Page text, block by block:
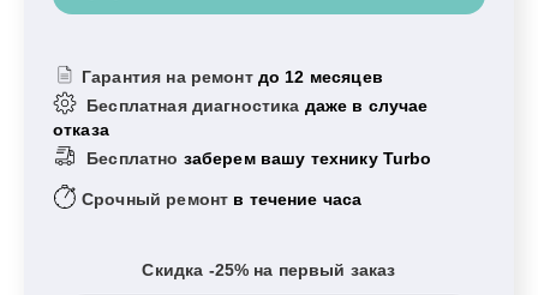
Гарантия на ремонт до 12 месяцев
Бесплатная диагностика даже в случае
отказа
Бесплатно заберем вашу технику Turbo
Срочный ремонт в течение часа
Скидка -25% на первый заказ